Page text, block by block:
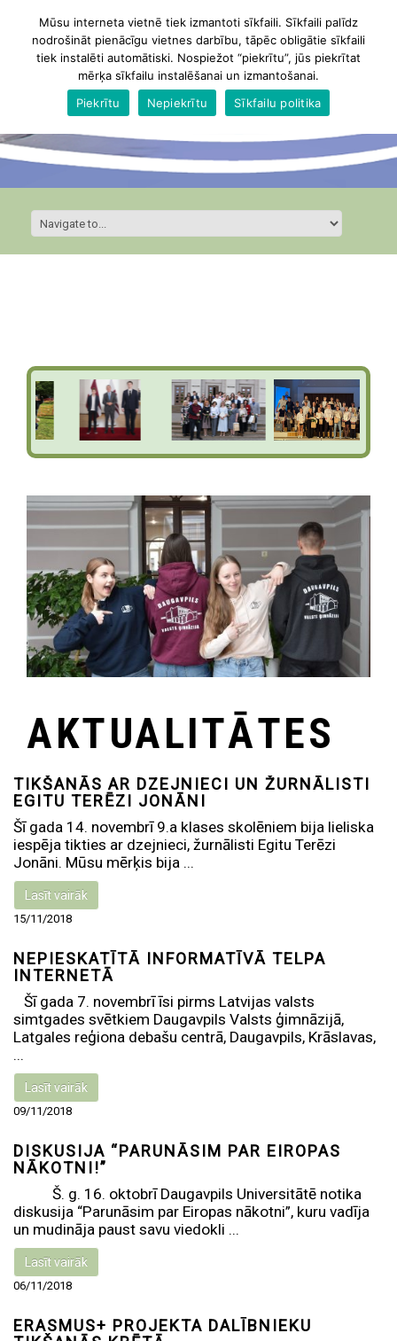
AKTUALITĀTES
TIKŠANĀS AR DZEJNIECI UN ŽURNĀLISTI
EGITU TERĒZI JONĀNI
Šī gada 14. novembrī 9.a klases skolēniem bija lieliska
iespēja tikties ar dzejnieci, žurnālisti Egitu Terēzi
Jonāni. Mūsu mērķis bija ...
Lasīt vairāk
15/11/2018
NEPIESKATĪTĀ INFORMATĪVĀ TELPA
INTERNETĀ
Šī gada 7. novembrī īsi pirms Latvijas valsts
simtgades svētkiem Daugavpils Valsts ģimnāzijā,
Latgales reģiona debašu centrā, Daugavpils, Krāslavas,
...
Lasīt vairāk
09/11/2018
DISKUSIJA “PARUNĀSIM PAR EIROPAS
NĀKOTNI!”
Š. g. 16. oktobrī Daugavpils Universitātē notika
diskusija “Parunāsim par Eiropas nākotni”, kuru vadīja
un mudināja paust savu viedokli ...
Lasīt vairāk
06/11/2018
ERASMUS+ PROJEKTA DALĪBNIEKU
Mūsu interneta vietnē tiek izmantoti sīkfaili. Sīkfaili palīdz
nodrošināt pienācīgu vietnes darbību, tāpēc obligātie sīkfaili
tiek instalēti automātiski. Nospiežot “piekrītu”, jūs piekrītat
mērķa sīkfailu instalēšanai un izmantošanai.
Piekrītu
Nepiekrītu Sīkfailu politika